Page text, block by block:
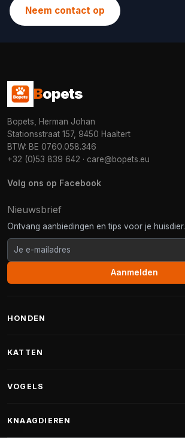
Neem contact op
Bopets
Bopets, Herman Johan
Stationsstraat 157, 9450 Haaltert
BTW: BE 0760.058.346
+32 (0)53 839 642 · care@bopets.eu
Volg ons op Facebook
Nieuwsbrief
Ontvang aanbiedingen en tips voor je huisdier.
Aanmelden
HONDEN
Fantail hondenmanden
KATTEN
Krabpalen voor Maine Coon
VOGELS
Vogelvoer binnenvogels
KNAAGDIEREN